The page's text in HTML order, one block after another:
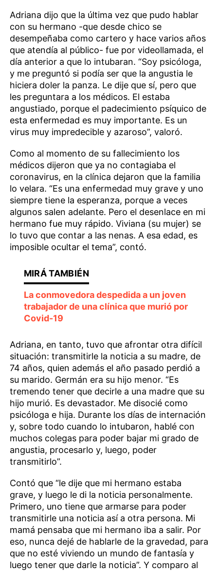
Adriana dijo que la última vez que pudo hablar
con su hermano -que desde chico se
desempeñaba como cartero y hace varios años
que atendía al público- fue por videollamada, el
día anterior a que lo intubaran. “Soy psicóloga,
y me preguntó si podía ser que la angustia le
hiciera doler la panza. Le dije que sí, pero que
les preguntara a los médicos. El estaba
angustiado, porque el padecimiento psíquico de
esta enfermedad es muy importante. Es un
virus muy impredecible y azaroso”, valoró.
Como al momento de su fallecimiento los
médicos dijeron que ya no contagiaba el
coronavirus, en la clínica dejaron que la familia
lo velara. “Es una enfermedad muy grave y uno
siempre tiene la esperanza, porque a veces
algunos salen adelante. Pero el desenlace en mi
hermano fue muy rápido. Viviana (su mujer) se
lo tuvo que contar a las nenas. A esa edad, es
imposible ocultar el tema”, contó.
La conmovedora despedida a un joven
trabajador de una clínica que murió por
Covid-19
Adriana, en tanto, tuvo que afrontar otra difícil
situación: transmitirle la noticia a su madre, de
74 años, quien además el año pasado perdió a
su marido. Germán era su hijo menor. “Es
tremendo tener que decirle a una madre que su
hijo murió. Es devastador. Me disocié como
psicóloga e hija. Durante los días de internación
y, sobre todo cuando lo intubaron, hablé con
muchos colegas para poder bajar mi grado de
angustia, procesarlo y, luego, poder
transmitirlo”.
Contó que “le dije que mi hermano estaba
grave, y luego le di la noticia personalmente.
Primero, uno tiene que armarse para poder
transmitirle una noticia así a otra persona. Mi
mamá pensaba que mi hermano iba a salir. Por
eso, nunca dejé de hablarle de la gravedad, para
que no esté viviendo un mundo de fantasía y
luego tener que darle la noticia”. Y comparo al